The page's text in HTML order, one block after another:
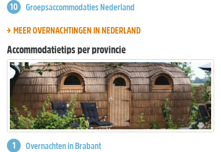
Groepsaccommodaties Nederland
MEER OVERNACHTINGEN IN NEDERLAND
Accommodatietips per provincie
Overnachten in Brabant